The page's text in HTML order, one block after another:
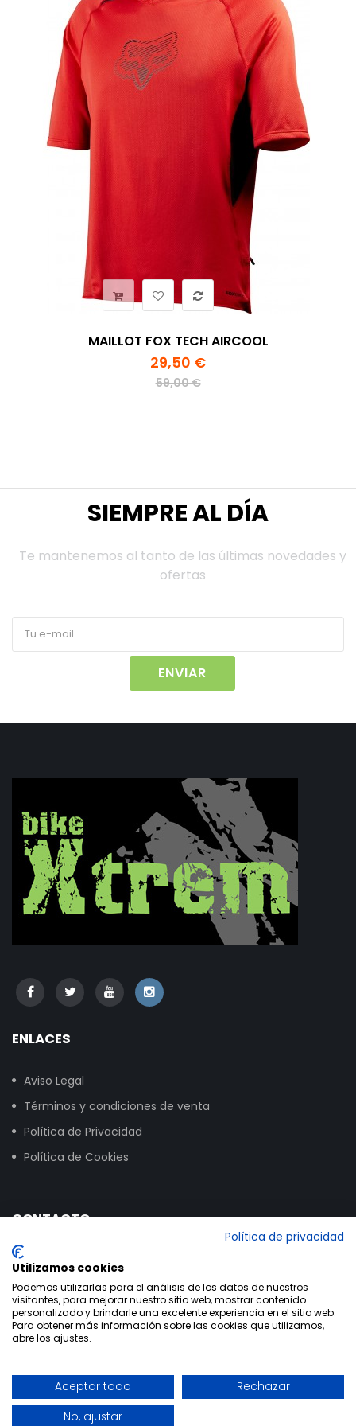
MAILLOT FOX TECH AIRCOOL
29,50 €
59,00 €
SIEMPRE AL DÍA
Te mantenemos al tanto de las últimas novedades y
ofertas
ENVIAR
ENLACES
Aviso Legal
Términos y condiciones de venta
Política de Privacidad
Política de Cookies
CONTACTO
Calle Vitoria, 258, NAVE 16, 09007 Burgos
+34 947 24 00 03
info@bikextrem.com
Copyright © 2020 - Bikextrem | Desarrollo:
Utilizamos cookies propias y de terceros para mejorar la
experiencia de navegación de nuestros clientes y recabar
Política de privacidad
Utilizamos cookies
Podemos utilizarlas para el análisis de los datos de nuestros
visitantes, para mejorar nuestro sitio web, mostrar contenido
personalizado y brindarle una excelente experiencia en el sitio web.
Para obtener más información sobre las cookies que utilizamos,
abre los ajustes.
Aceptar todo
Rechazar
No, ajustar